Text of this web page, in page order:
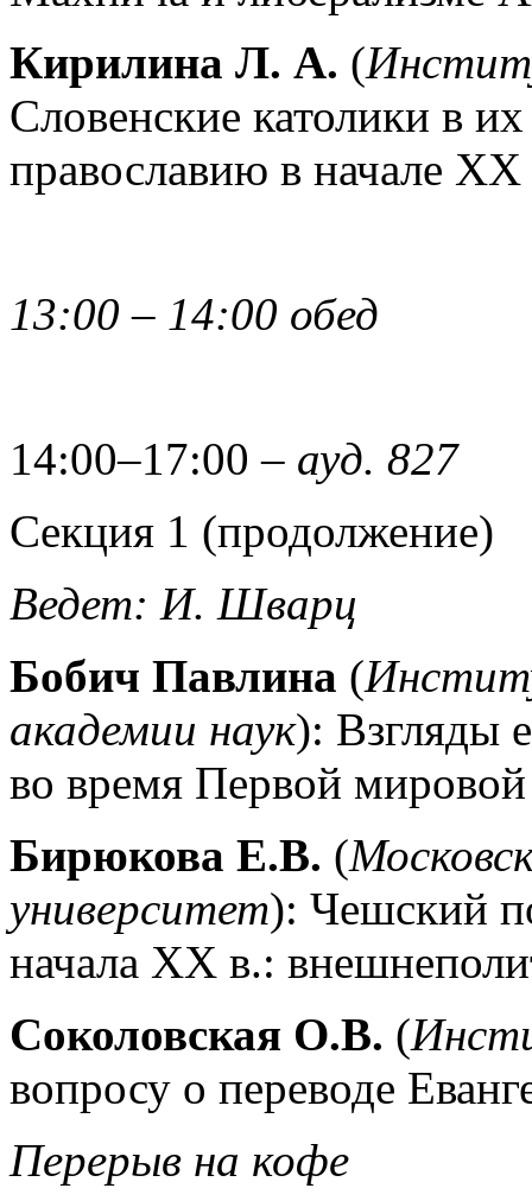
Кирилина Л. А. (
Словенские католики в
православию в начале XX
13:00 – 14:00 обед
14:00–17:00 – ауд. 827
Секция 1 (продолжение)
Ведет: И. Шварц
Бобич Павлина (
академии наук): Взгляды
во время Первой
Бирюкова Е.В. (
университет): Чешский
начала XX в.:
Соколовская О.В. (
вопросу о переводе
Перерыв на кофе